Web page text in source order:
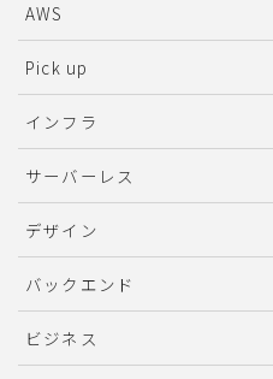
AWS
Pick up
インフラ
サーバーレス
デザイン
バックエンド
ビジネス